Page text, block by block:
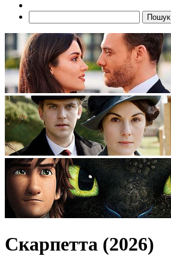
Пошук
Скарпетта (2026)